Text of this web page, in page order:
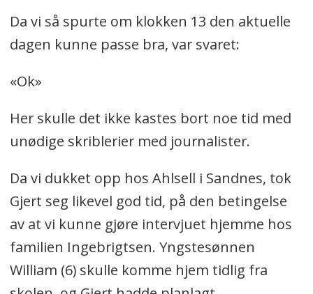
Da vi så spurte om klokken 13 den aktuelle
dagen kunne passe bra, var svaret:
«Ok»
Her skulle det ikke kastes bort noe tid med
unødige skriblerier med journalister.
Da vi dukket opp hos Ahlsell i Sandnes, tok
Gjert seg likevel god tid, på den betingelse
av at vi kunne gjøre intervjuet hjemme hos
familien Ingebrigtsen. Yngstesønnen
William (6) skulle komme hjem tidlig fra